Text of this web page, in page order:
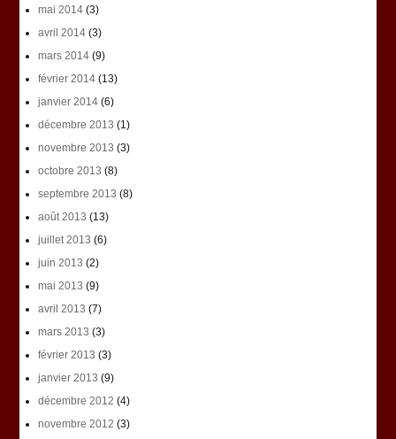
mai 2014(3)
avril 2014(3)
mars 2014(9)
février 2014(13)
janvier 2014(6)
décembre 2013 (1)
novembre 2013 (3)
octobre 2013 (8)
septembre 2013 (8)
août 2013 (13)
juillet 2013 (6)
juin 2013 (2)
mai 2013 (9)
avril 2013 (7)
mars 2013 (3)
février 2013 (3)
janvier 2013 (9)
décembre 2012 (4)
novembre 2012 (3)